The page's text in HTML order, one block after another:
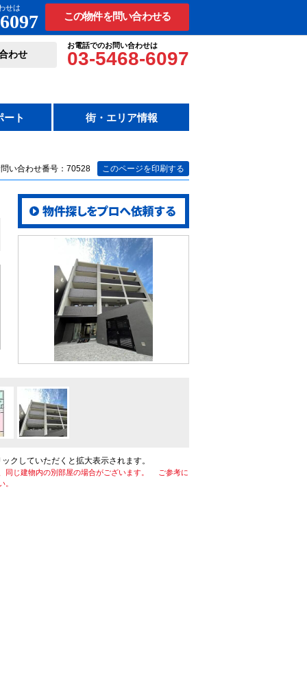
せは
この物件を問い合わせる
お電話でのお問い合わせは
03-5468-6097
わせ
ート 街・エリア情報
い合わせ番号：70528 このページを印刷する
クしていただくと拡大表示されます。
同じ建物内の別部屋の場合がございます。 ご参考に
。